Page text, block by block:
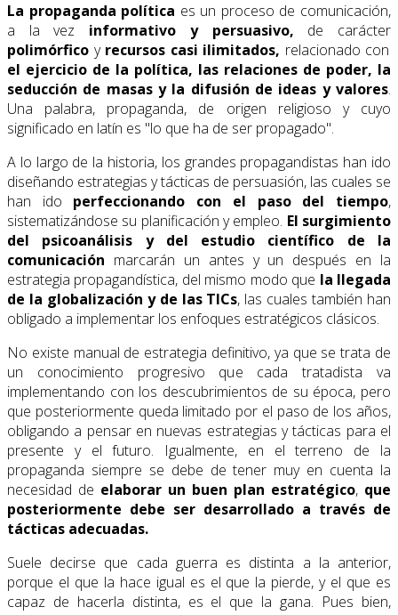
La propaganda política es un proceso de comunicación,
a la vez informativo y persuasivo, de carácter
polimórfico y recursos casi ilimitados, relacionado con
el ejercicio de la política, las relaciones de poder, la
seducción de masas y la difusión de ideas y valores.
Una palabra, propaganda, de origen religioso y cuyo
significado en latín es "lo que ha de ser propagado".
A lo largo de la historia, los grandes propagandistas han ido
diseñando estrategias y tácticas de persuasión, las cuales se
han ido perfeccionando con el paso del tiempo,
sistematizándose su planificación y empleo. El surgimiento
del
psicoanálisis y del estudio científico de la
comunicación marcarán un antes y un después en la
estrategia propagandística, del mismo modo que la llegada
de la globalización y de las TICs, las cuales también han
obligado a implementar los enfoques estratégicos clásicos.
No existe manual de estrategia definitivo, ya que se trata de
un conocimiento progresivo que cada tratadista va
implementando con los descubrimientos de su época, pero
que posteriormente queda limitado por el paso de los años,
obligando a pensar en nuevas estrategias y tácticas para el
presente y el futuro. Igualmente, en el terreno de la
propaganda siempre se debe de tener muy en cuenta la
necesidad de elaborar un buen plan estratégico, que
posteriormente debe ser desarrollado a través de
tácticas adecuadas.
Suele decirse que cada guerra es distinta a la anterior,
porque el que la hace igual es el que la pierde, y el que es
capaz de hacerla distinta, es el que la gana. Pues bien,